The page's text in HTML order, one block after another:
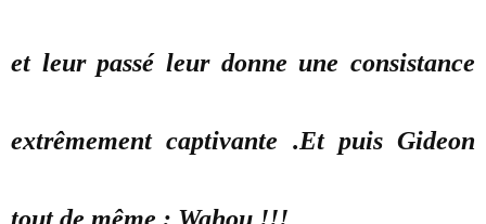
et leur passé leur donne une consistance
extrêmement captivante .Et puis Gideon
tout de même : Wahou !!!